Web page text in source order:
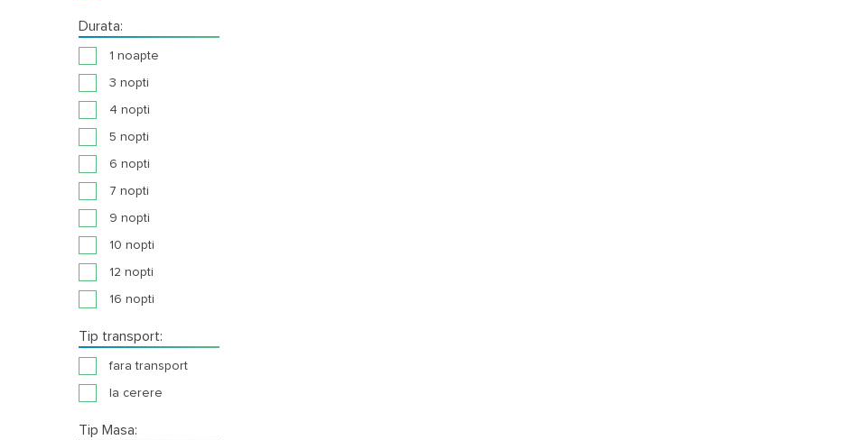
Durata:
1 noapte
3 nopti
4 nopti
5 nopti
6 nopti
7 nopti
9 nopti
10 nopti
12 nopti
16 nopti
Tip transport:
fara transport
la cerere
Tip Masa: